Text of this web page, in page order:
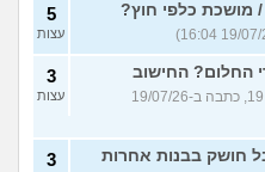
מושכת כלפי חוץ? 5
עצות
החלום? החישוב
(ירין, בת 19, כתבה ב-19/07/26
3
עצות
חושק בבנות אחרות 3